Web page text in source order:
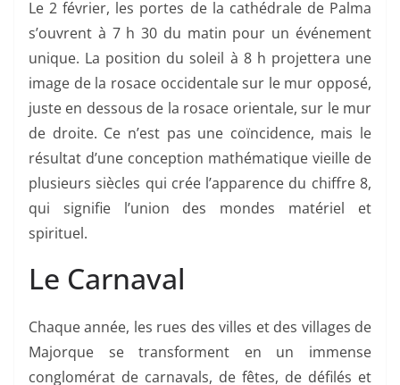
Le 2 février, les portes de la cathédrale de Palma
s’ouvrent à 7 h 30 du matin pour un événement
unique. La position du soleil à 8 h projettera une
image de la rosace occidentale sur le mur opposé,
juste en dessous de la rosace orientale, sur le mur
de droite. Ce n’est pas une coïncidence, mais le
résultat d’une conception mathématique vieille de
plusieurs siècles qui crée l’apparence du chiffre 8,
qui signifie l’union des mondes matériel et
spirituel.
Le Carnaval
Chaque année, les rues des villes et des villages de
Majorque se transforment en un immense
conglomérat de carnavals, de fêtes, de défilés et